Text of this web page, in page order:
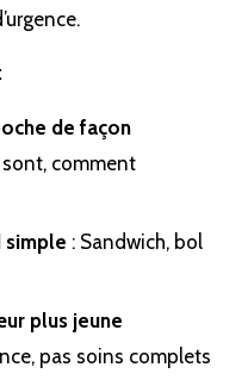
de façon
sont, comment
simple : Sandwich, bol
plus jeune
pas soins complets